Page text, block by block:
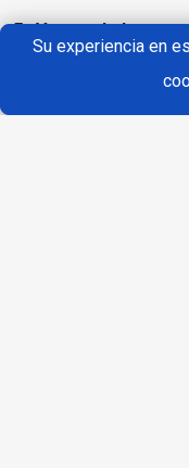
EnVaware Labs,
especializados en el
asesoran en vuestras
Su experiencia en